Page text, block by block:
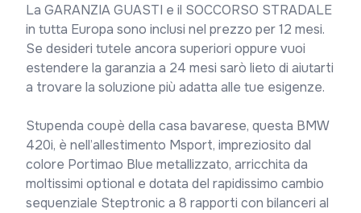
La GARANZIA GUASTI e il SOCCORSO STRADALE
in tutta Europa sono inclusi nel prezzo per 12 mesi.
Se desideri tutele ancora superiori oppure vuoi
estendere la garanzia a 24 mesi sarò lieto di aiutarti
a trovare la soluzione più adatta alle tue esigenze.
Stupenda coupè della casa bavarese, questa BMW
420i, è nell’allestimento Msport, impreziosito dal
colore Portimao Blue metallizzato, arricchita da
moltissimi optional e dotata del rapidissimo cambio
sequenziale Steptronic a 8 rapporti con bilanceri al